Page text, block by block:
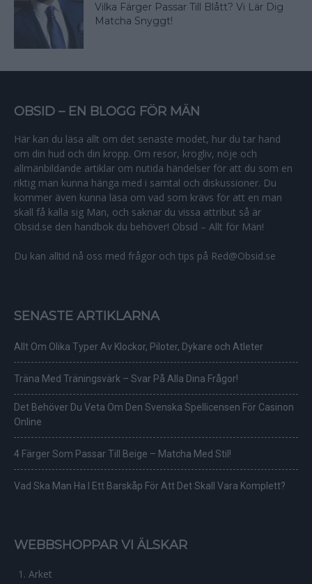
Vilka Färger Passar Till Blått? Vi Lär Dig
Matcha Snyggt!
OBSID – EN BLOGG FÖR MÄN
Här kan du läsa allt om det senaste modet, hur du tar hand
om din hud och din kropp. Om resor, krogliv, nöje och
allmänbildande artiklar om nutida händelser för att du som en
riktig man kunna hänga med i samtal och diskussioner. Du
kommer även kunna läsa om vad som krävs för att en man
skall få kalla sig Man, och saknar du vissa attribut så är
Obsid.se den handbok du behöver! Obsid – Allt för Män!
Du kan alltid nå oss med frågor och tips på Red@Obsid.se
SENASTE ARTIKLARNA
Allt Om Olika Typer Av Klockor, Piloter, Dykare och Atleter
Träna Med Träningsvärk – Svar På Alla Dina Frågor!
Det Behöver Du Veta Om Den Svenska Spellicensen För Casinon
Online
4 Färger Som Passar Till Beige – Matcha Med Stil!
Vad Ska Man Ha I Ett Barskåp För Att Det Skall Vara Komplett?
WEBBSHOPPAR VI ÄLSKAR
Arket